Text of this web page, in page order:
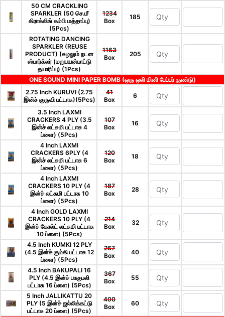
50 CM CRACKLING
SPARKLER (50 செ.மீ
கிராக்லிங் கம்பி மத்தாப்பு)
(5Pcs)
1234
Box
185
ROTATING DANCING
SPARKLER (REUSE
PRODUCT) (சுழலும் நடன
ஸ்பார்க்லர் (மறுபயன்பாட்டு
தயாரிப்பு) (1Pcs)
1163
Box
205
ONE SOUND MINI PAPER BOMB (ஒரு ஒலி மினி பேப்பர் குண்டு)
2.75 Inch KURUVI (2.75
இன்ச் குருவி பட்டாசு)(5Pcs)
41
Box
6
3.5 Inch LAXMI
CRACKERS 4 PLY (3.5
இன்ச் லட்சுமி பட்டாசு 4
ப்ளை) (5Pcs)
107
Box
16
4 Inch LAXMI
CRACKERS 6PLY (4
இன்ச் லட்சுமி பட்டாசு 6
ப்ளை) (5Pcs)
120
Box
18
4 Inch LAXMI
CRACKERS 10 PLY (4
இன்ச் லட்சுமி பட்டாசு 10
ப்ளை) (5Pcs)
187
Box
28
4 Inch GOLD LAXMI
CRACKERS 10 PLY (4
இன்ச் கோல்ட் லட்சுமி பட்டாசு
10 ப்ளை) (5Pcs)
214
Box
32
4.5 Inch KUMKI 12 PLY
(4.5 இன்ச் கும்கி பட்டாசு 12
ப்ளை) (5Pcs)
267
Box
40
4.5 Inch BAKUPALI 16
PLY (4.5 இன்ச் பாகுபலி
பட்டாசு 16 ப்ளை) (5Pcs)
367
Box
55
5 Inch JALLIKATTU 20
PLY (5 இன்ச் ஜல்லிக்கட்டு
பட்டாசு 20 ப்ளை) (5Pcs)
400
Box
60